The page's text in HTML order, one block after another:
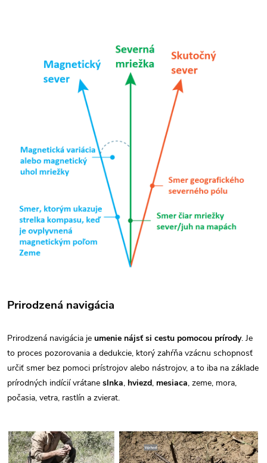
Prirodzená navigácia
Prirodzená navigácia je umenie nájsť si cestu pomocou prírody. Je
to proces pozorovania a dedukcie, ktorý zahŕňa vzácnu schopnosť
určiť smer bez pomoci prístrojov alebo nástrojov, a to iba na základe
prírodných indícií vrátane slnka, hviezd, mesiaca, zeme, mora,
počasia, vetra, rastlín a zvierat.